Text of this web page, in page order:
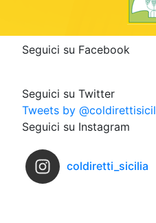
Seguici su Facebook
Seguici su Twitter
Tweets by @coldirettisicil
Seguici su Instagram
coldiretti_sicilia